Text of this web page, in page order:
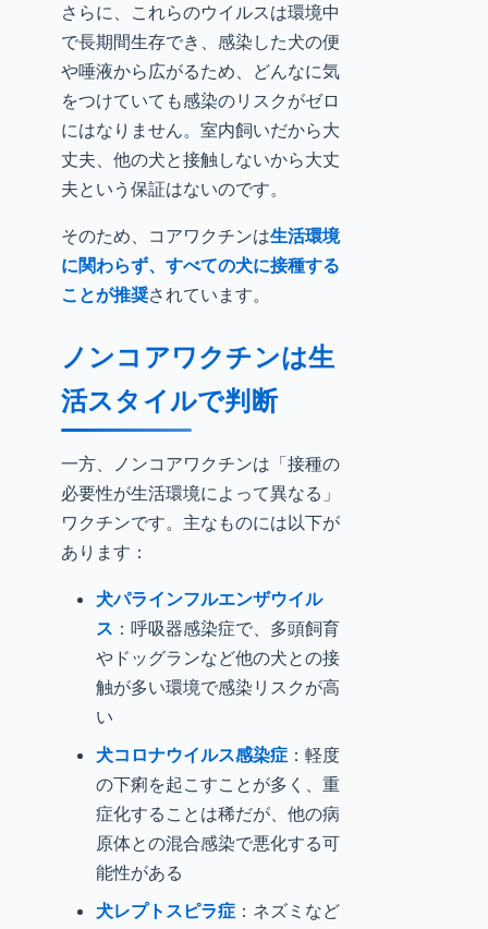
さらに、これらのウイルスは環境中
で長期間生存でき、感染した犬の便
や唾液から広がるため、どんなに気
をつけていても感染のリスクがゼロ
にはなりません。室内飼いだから大
丈夫、他の犬と接触しないから大丈
夫という保証はないのです。
そのため、コアワクチンは生活環境
に関わらず、すべての犬に接種する
ことが推奨されています。
ノンコアワクチンは生
活スタイルで判断
一方、ノンコアワクチンは「接種の
必要性が生活環境によって異なる」
ワクチンです。主なものには以下が
あります：
犬パラインフルエンザウイル
ス ：呼吸器感染症で、多頭飼育
やドッグランなど他の犬との接
触が多い環境で感染リスクが高
い
犬コロナウイルス感染症 ：軽度
の下痢を起こすことが多く、重
症化することは稀だが、他の病
原体との混合感染で悪化する可
能性がある
犬レプトスピラ症 ：ネズミなど